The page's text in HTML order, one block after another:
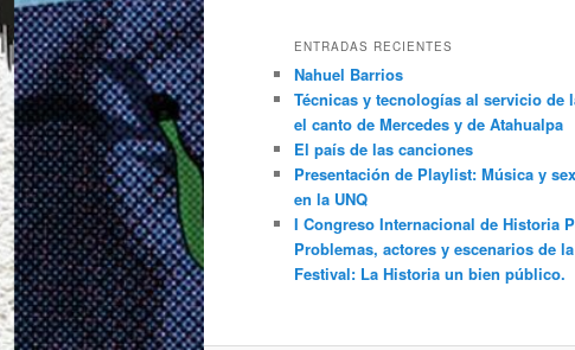
ENTRADAS RECIENTES
Nahuel Barrios
Técnicas y tecnologías al servicio
el canto de Mercedes y de Atahualpa
El país de las canciones
Presentación de Playlist: Música y
en la UNQ
I Congreso Internacional de Historia
Problemas, actores y escenarios de
Festival: La Historia un bien público.